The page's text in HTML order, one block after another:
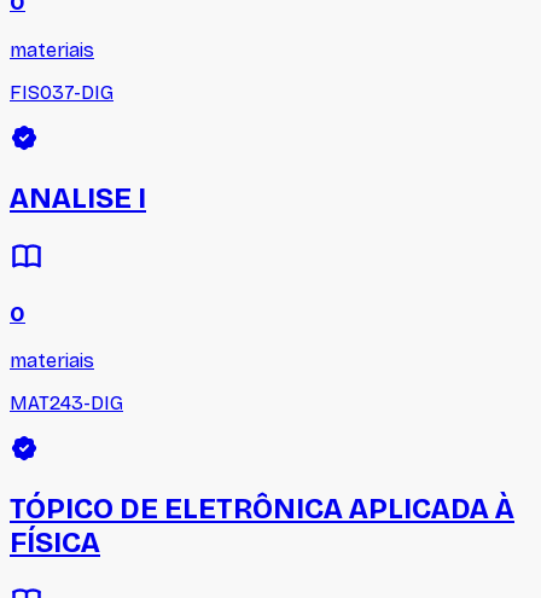
materiais
FIS037-DIG
ANALISE I
0
materiais
MAT243-DIG
TÓPICO DE ELETRÔNICA APLICADA À
FÍSICA